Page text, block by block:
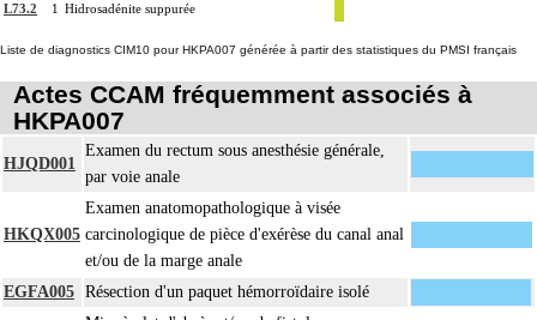
L73.2 1 Hidrosadénite suppurée
Liste de diagnostics CIM10 pour HKPA007 générée à partir des statistiques du PMSI français
Actes CCAM fréquemment associés à
HKPA007
HJQD001
Examen du rectum sous anesthésie générale,
par voie anale
HKQX005
Examen anatomopathologique à visée
carcinologique de pièce d'exérèse du canal anal
et/ou de la marge anale
EGFA005 Résection d'un paquet hémorroïdaire isolé